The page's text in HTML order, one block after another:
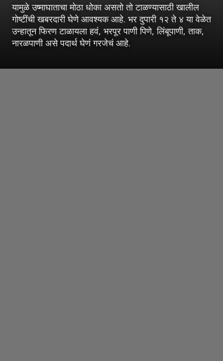
यामुळे उष्माघाताचा मोठा धोका असतो तो टाळण्यासाठी खालील
गोष्टींची खबरदारी घेणे आवश्यक आहे. भर दुपारी १२ ते ४ या वेळेत
उन्हातून फिरण टाळायला हवं, भरपूर पाणी पिणे, लिंबूपाणी, ताक,
नारळपाणी असे पदार्थ घेणं गरजेचं आहे.